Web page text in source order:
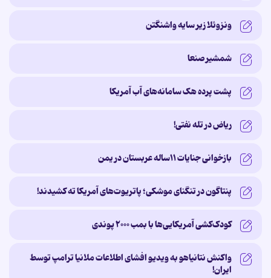
ونزوئلا زیر سایه‌ واشنگتن
شمشیر صنعا
پشت پرده‌ هک سامانه‌های آب آمریکا
ریاض در تله نفتی!
بازخوانی جنایات ۱۱ساله‌ عربستان در یمن
پنتاگون در تنگنای موشکی؛ پاتریوت‌های آمریکا ته کشیدند!
کودک‌کشی آمریکایی‌ها با بمب ۲۰۰۰ پوندی
واکنش نتانیاهو به ویدیو افشای اطلاعات ملانیا ترامپ توسط
ایران!